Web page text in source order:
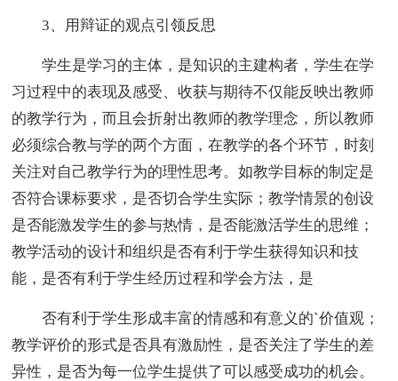
3、用辩证的观点引领反思
学生是学习的主体，是知识的主建构者，学生在学
习过程中的表现及感受、收获与期待不仅能反映出教师
的教学行为，而且会折射出教师的教学理念，所以教师
必须综合教与学的两个方面，在教学的各个环节，时刻
关注对自己教学行为的理性思考。如教学目标的制定是
否符合课标要求，是否切合学生实际；教学情景的创设
是否能激发学生的参与热情，是否能激活学生的思维；
教学活动的设计和组织是否有利于学生获得知识和技
能，是否有利于学生经历过程和学会方法，是
否有利于学生形成丰富的情感和有意义的`价值观；
教学评价的形式是否具有激励性，是否关注了学生的差
异性，是否为每一位学生提供了可以感受成功的机会。